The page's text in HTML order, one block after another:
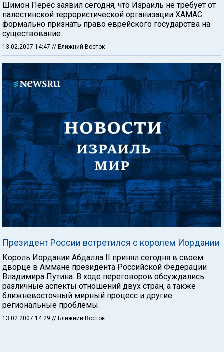
Шимон Перес заявил сегодня, что Израиль не требует от
палестинской террористической организации ХАМАС
формально признать право еврейского государства на
существование.
13.02.2007 14:47 // Ближний Восток
Президент России встретился с королем Иордании
Король Иордании Абдалла II принял сегодня в своем
дворце в Аммане президента Российской Федерации
Владимира Путина. В ходе переговоров обсуждались
различные аспекты отношений двух стран, а также
ближневосточный мирный процесс и другие
региональные проблемы.
13.02.2007 14:29 // Ближний Восток